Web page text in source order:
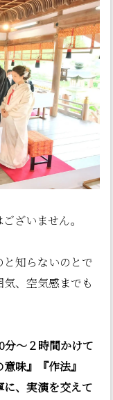
ざいません。
知らないのとで
、空気感までも
分〜２時間かけて
味』『作法』
に、実演を交えて